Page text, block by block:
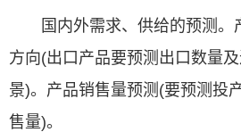
国内外需求、供给的预测。
方向(出口产品要预测出口数量
景)。产品销售量预测(要预测投
售量)。